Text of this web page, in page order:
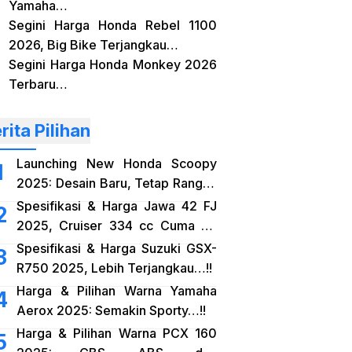
Yamaha…
Segini Harga Honda Rebel 1100
2026, Big Bike Terjangkau…
Segini Harga Honda Monkey 2026
Terbaru…
Pilihan
Launching New Honda Scoopy
2025: Desain Baru, Tetap Rangka
eSAF…!!
Spesifikasi & Harga Jawa 42 FJ
2025, Cruiser 334 cc Cuma 38
Jutaan…!!
Spesifikasi & Harga Suzuki GSX-
R750 2025, Lebih Terjangkau…!!
Harga & Pilihan Warna Yamaha
Aerox 2025: Semakin Sporty…!!
Harga & Pilihan Warna PCX 160